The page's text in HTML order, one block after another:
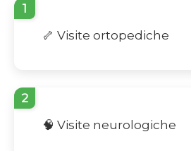
1
🦴 Visite ortopediche
2
🧠 Visite neurologiche